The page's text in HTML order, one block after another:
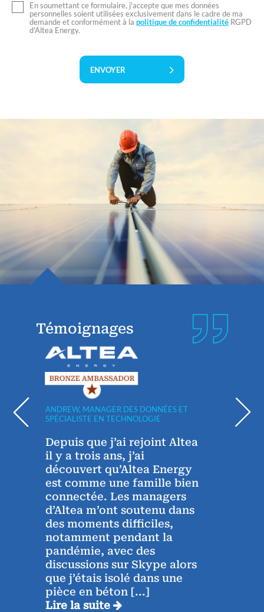
En soumettant ce formulaire, j'accepte que mes données
personnelles soient utilisées exclusivement dans le cadre de ma
demande et conformément à la politique de confidentialité RGPD
d'Altea Energy.
ENVOYER
Témoignages
ANDREW, MANAGER DES DONNÉES ET
SPÉCIALISTE EN TECHNOLOGIE
Depuis que j’ai rejoint Altea
il y a trois ans, j’ai
découvert qu’Altea Energy
est comme une famille bien
connectée. Les managers
d’Altea m’ont soutenu dans
des moments difficiles,
notamment pendant la
pandémie, avec des
discussions sur Skype alors
que j’étais isolé dans une
pièce en béton [...]
Lire la suite